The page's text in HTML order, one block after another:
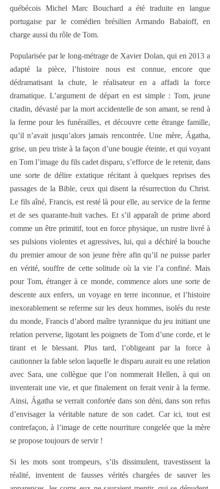
québécois Michel Marc Bouchard a été traduite en langue
portugaise par le comédien brésilien Armando Babaioff, en
charge aussi du rôle de Tom.
Popularisée par le long-métrage de Xavier Dolan, qui en 2013 a
adapté la pièce, l’histoire nous est connue, encore que
dédramatisant la chute, le réalisateur en a affadi la force
dramatique. L’argument de départ en est simple : Tom, jeune
citadin, dévasté par la mort accidentelle de son amant, se rend à
la ferme pour les funérailles, et découvre cette étrange famille,
qu’il n’avait jusqu’alors jamais rencontrée. Une mère, Ágatha,
grise, un peu triste à la façon d’une bougie éteinte, et qui voyant
en Tom l’image du fils cadet disparu, s’efforce de le retenir, dans
une sorte de délire extatique récitant à quelques reprises des
passages de la Bible, ceux qui disent la résurrection du Christ.
Le fils aîné, Francis, est resté là pour elle, au service de la ferme
et de ses quarante-huit vaches. Et s’il apparaît de prime abord
comme un être primitif, tout en force physique, un rustre livré à
ses pulsions violentes et agressives, lui, qui a déchiré la bouche
du premier amour de son jeune frère afin qu’il ne puisse parler
en vérité, souffre de cette solitude où la vie l’a confiné. Mais
pour Tom, étranger à ce monde, commence alors une sorte de
descente aux enfers, un voyage en terre inconnue, et l’histoire
inexorablement se referme sur les deux hommes, isolés du reste
du monde, Francis d’abord maître tyrannique du jeu initiant une
relation perverse, ligotant les poignets de Tom d’une corde, et le
tirant et le blessant. Plus tard, l’obligeant par la force à
cautionner la fable selon laquelle le disparu aurait eu une relation
avec Sara, une collègue que l’on nommerait Hellen, à qui on
inventerait une vie, et que finalement on ferait venir à la ferme.
Ainsi, Ágatha se verrait confortée dans son déni, dans son refus
d’envisager la véritable nature de son cadet. Car ici, tout est
contrefaçon, à l’image de cette nourriture congelée que la mère
se propose toujours de servir !
Si les mots sont trompeurs, s’ils dissimulent, travestissent la
réalité, inventent de fausses vérités chargées de sauver les